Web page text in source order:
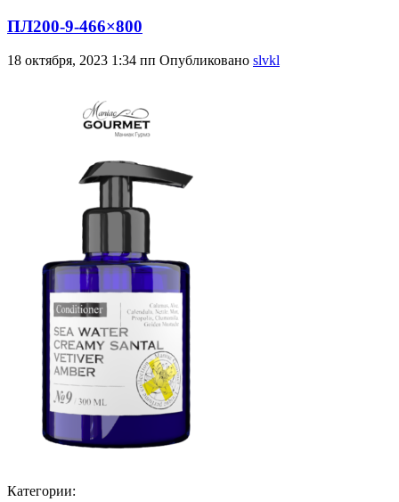
ПЛ200-9-466×800
18 октября, 2023 1:34 пп Опубликовано slvkl
Категории: